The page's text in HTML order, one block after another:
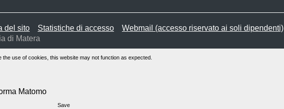
del sito Statistiche di accesso Webmail (accesso riservato ai soli dipendenti)
di Matera
use of cookies, this website may not function as expected.
Matomo
Save